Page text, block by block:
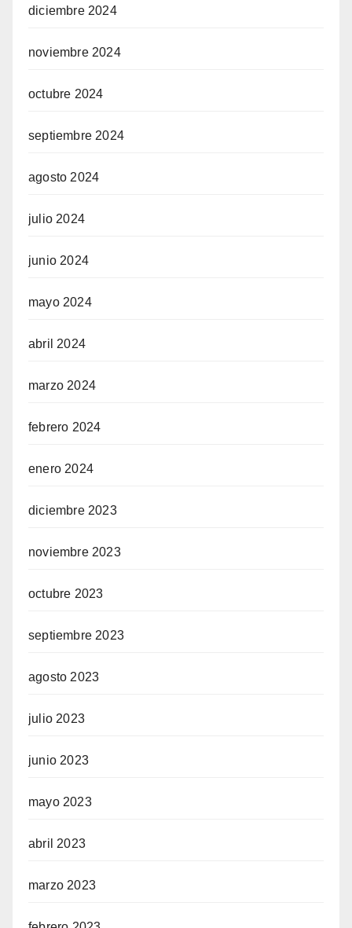
diciembre 2024
noviembre 2024
octubre 2024
septiembre 2024
agosto 2024
julio 2024
junio 2024
mayo 2024
abril 2024
marzo 2024
febrero 2024
enero 2024
diciembre 2023
noviembre 2023
octubre 2023
septiembre 2023
agosto 2023
julio 2023
junio 2023
mayo 2023
abril 2023
marzo 2023